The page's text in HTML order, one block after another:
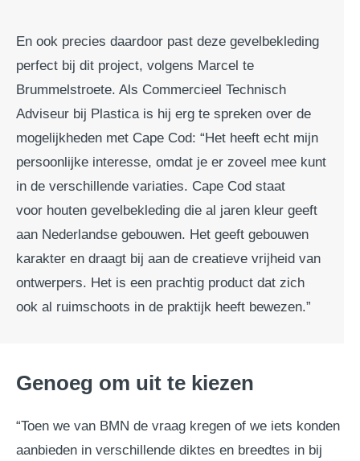
En ook precies daardoor past deze gevelbekleding
perfect bij dit project, volgens Marcel te
Brummelstroete. Als Commercieel Technisch
Adviseur bij Plastica is hij erg te spreken over de
mogelijkheden met Cape Cod: “Het heeft echt mijn
persoonlijke interesse, omdat je er zoveel mee kunt
in de verschillende variaties. Cape Cod staat
voor houten gevelbekleding die al jaren kleur geeft
aan Nederlandse gebouwen. Het geeft gebouwen
karakter en draagt bij aan de creatieve vrijheid van
ontwerpers. Het is een prachtig product dat zich
ook al ruimschoots in de praktijk heeft bewezen.”
Genoeg om uit te kiezen
“Toen we van BMN de vraag kregen of we iets konden
aanbieden in verschillende diktes en breedtes in bij